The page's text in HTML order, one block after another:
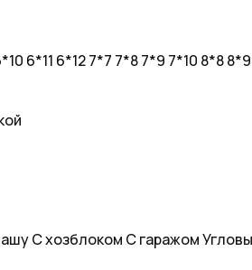
6*11 6*127*7 7*87*9 7*10 8*88*9
С хозблоком С гаражом